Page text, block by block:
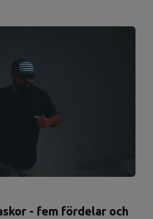
- fem fördelar och